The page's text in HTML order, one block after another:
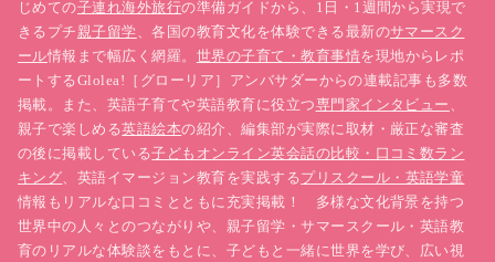
じめての子連れ海外旅行の準備ガイドから、1日・1週間から実現で
きるプチ親子留学、各国の教育文化を体験できる最新のサマースク
ール情報まで幅広く網羅。 世界の子育て・教育事情を現地からレポ
ートするGlolea!［グローリア］アンバサダーからの連載記事も多数
掲載。また、英語子育てや英語教育に役立つ専門家インタビュー 、
親子で楽しめる英語絵本の紹介、編集部が実際に取材・厳正な審査
の後に掲載している子どもオンライン英会話の比較・口コミ数ラン
キング、英語イマージョン教育を実践するプリスクール・英語学童
情報もリアルな口コミとともに充実掲載！ 多様な文化背景を持つ
世界中の人々とのつながりや、親子留学・サマースクール・英語教
育のリアルな体験談をもとに、子どもと一緒に世界を学び、広い視